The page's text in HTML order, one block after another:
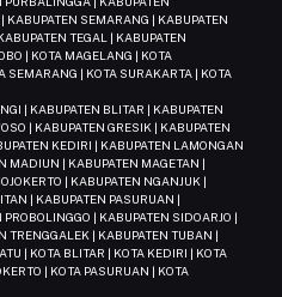
KABUPATEN SEMARANG | KABUPATEN
TEGAL | KABUPATEN
| KOTA MAGELANG | KOTA
SEMARANG | KOTA SURAKARTA | KOTA
| KABUPATEN BLITAR | KABUPATEN
| KABUPATEN GRESIK | KABUPATEN
KEDIRI | KABUPATEN LAMONGAN
MADIUN | KABUPATEN MAGETAN |
| KABUPATEN NGANJUK |
| KABUPATEN PASURUAN |
| KABUPATEN SIDOARJO |
TRENGGALEK | KABUPATEN TUBAN |
| KOTA BLITAR | KOTA KEDIRI | KOTA
| KOTA PASURUAN | KOTA